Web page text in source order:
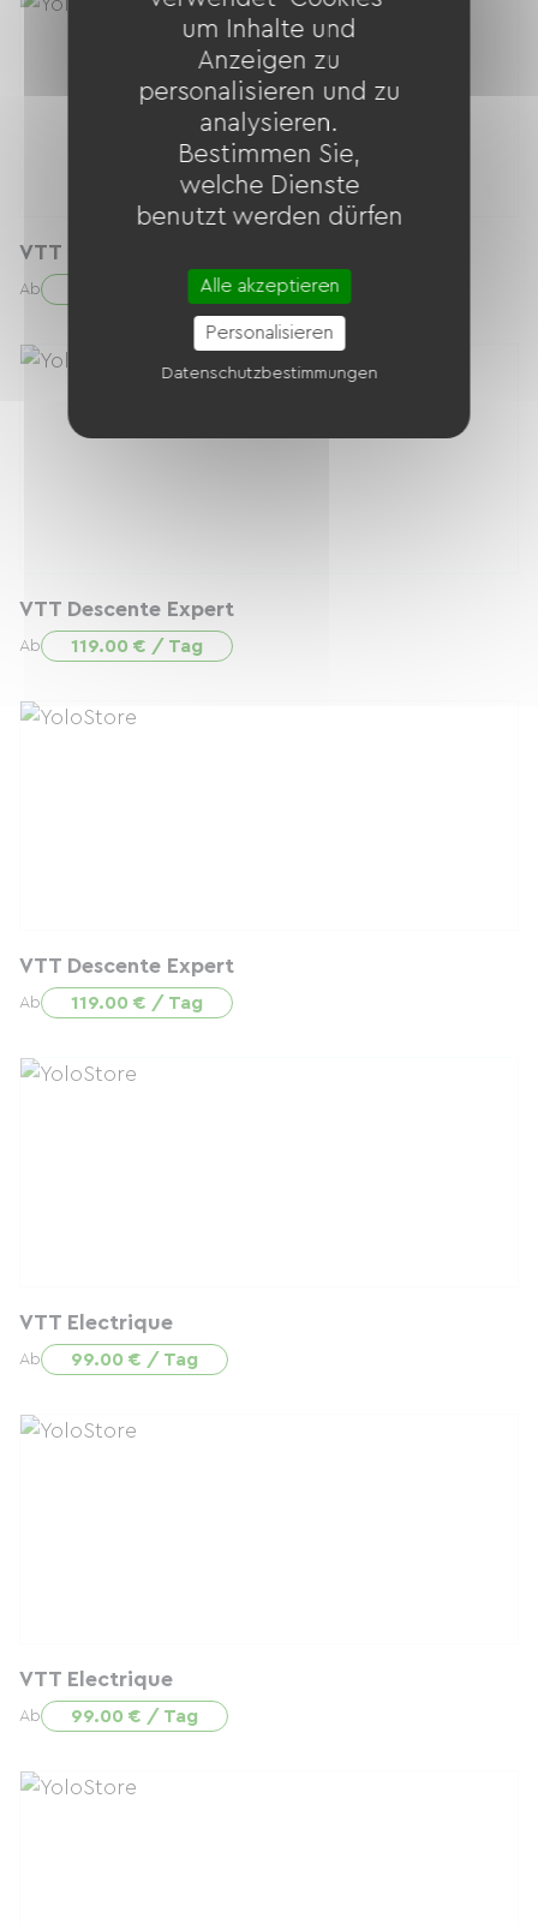
VTT Descente Expert
Ab 119.00 € / Tag
VTT Descente Expert
Ab 119.00 € / Tag
VTT Descente Expert
Ab 119.00 € / Tag
VTT Electrique
Ab 99.00 € / Tag
VTT Electrique
Ab 99.00 € / Tag
um Inhalte und
Anzeigen zu
personalisieren und zu
analysieren.
Bestimmen Sie,
welche Dienste
benutzt werden dürfen
Alle akzeptieren
Personalisieren
Datenschutzbestimmungen